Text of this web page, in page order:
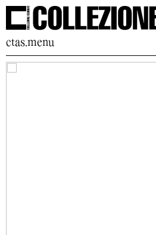
ctas.menu